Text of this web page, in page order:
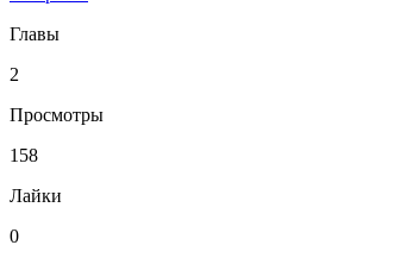
Главы
2
Просмотры
158
Лайки
0